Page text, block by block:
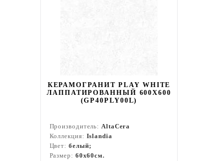
КЕРАМОГРАНИТ PLAY WHITE
ЛАППАТИРОВАННЫЙ 600X600
(GP40PLY00L)
Производитель:AltaCera
Коллекция: Islandia
Цвет: белый;
Размер: 60x60см.